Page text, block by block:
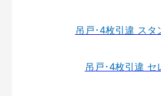
吊戸･4枚引違 スタ
吊戸･4枚引違 セ